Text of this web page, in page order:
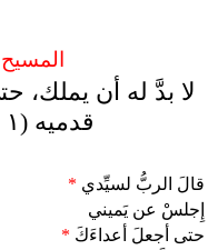
لا بدَّ له أن يملك،
قدميه (١ قورنتس ٢٥:١٥)
قالَ الربُّ لسيِّدي *
إِجلسْ عن يَميني
حتى أجعلَ أعداءَكَ *